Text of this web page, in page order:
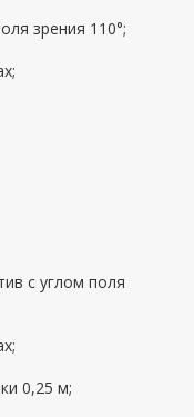
зрения 110°;
с углом поля
0,25 м;